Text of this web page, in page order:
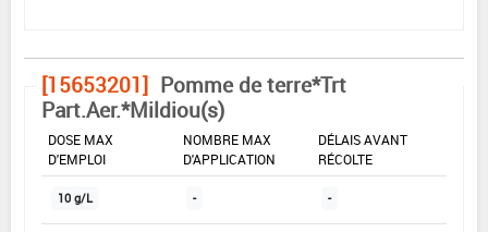
[15653201] Pomme de terre*Trt
Part.Aer.*Mildiou(s)
DOSE MAX
D'EMPLOI
NOMBRE MAX
D'APPLICATION
DÉLAIS AVANT
RÉCOLTE
10 g/L - -